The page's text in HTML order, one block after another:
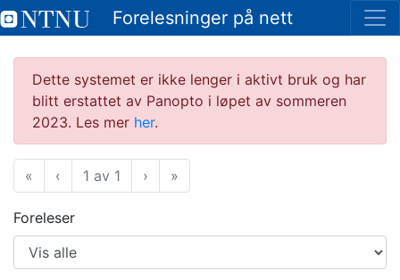
Forelesninger på nett
Dette systemet er ikke lenger i aktivt bruk og har
blitt erstattet av Panopto i løpet av sommeren
2023. Les mer her.
« Første
‹ Forrige
1 av 1 › Neste
»
Foreleser